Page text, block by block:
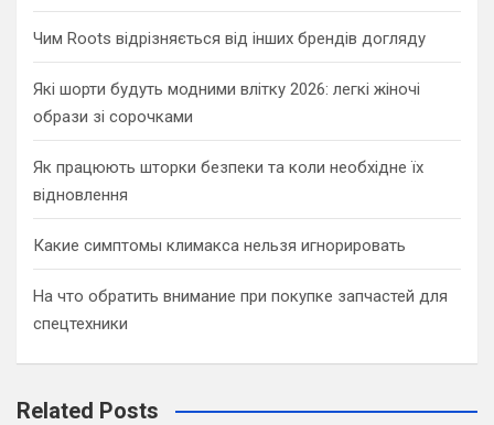
Чим Roots відрізняється від інших брендів догляду
Які шорти будуть модними влітку 2026: легкі жіночі
образи зі сорочками
Як працюють шторки безпеки та коли необхідне їх
відновлення
Какие симптомы климакса нельзя игнорировать
На что обратить внимание при покупке запчастей для
спецтехники
Related Posts